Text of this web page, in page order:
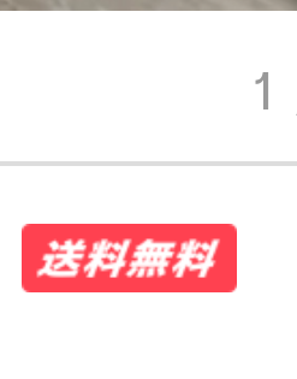
1